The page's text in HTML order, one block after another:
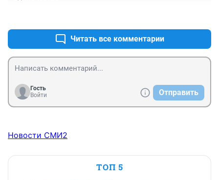
Читать все комментарии
Гость
Войти
Отправить
Новости СМИ2
ТОП 5